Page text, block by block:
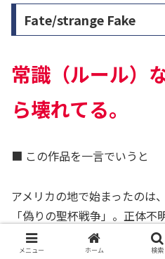
Fate/strange Fake
常識（ルール）
ら壊れてる。
■ この作品を一言でいうと
アメリカの地で始まったのは
「偽りの聖杯戦争」。正体
でが入り乱れ、街全体を巻き
術バトルロイヤル！
メニュー ホーム 検索